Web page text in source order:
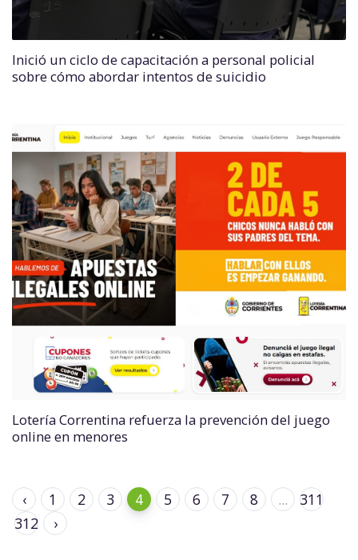
Inició un ciclo de capacitación a personal policial
sobre cómo abordar intentos de suicidio
Lotería Correntina refuerza la prevención del juego
online en menores
‹ 1 2 3 4 5 6 7 8 ...
311
312
›